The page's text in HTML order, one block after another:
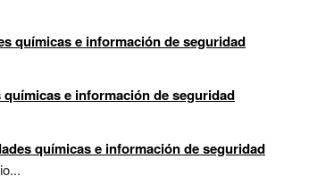
químicas e información de seguridad
e información de seguridad
químicas e información de seguridad